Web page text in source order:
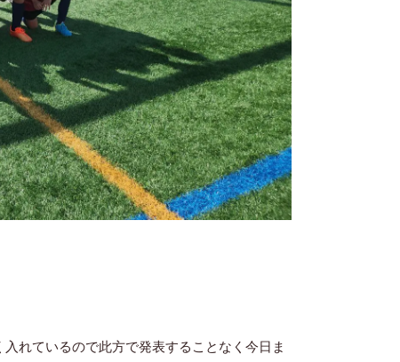
れているので此方で発表することなく今日ま